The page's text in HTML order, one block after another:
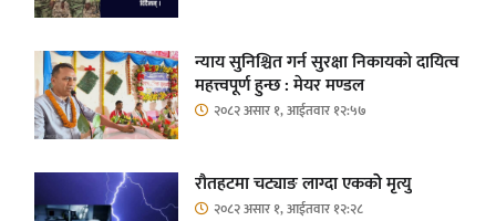
न्याय सुनिश्चित गर्न सुरक्षा निकायको दायित्व
महत्त्वपूर्ण हुन्छ : मेयर मण्डल
२०८२ असार १, आईतवार १२:५७
रौतहटमा चट्याङ लाग्दा एककोे मृत्यु
२०८२ असार १, आईतवार १२:२८